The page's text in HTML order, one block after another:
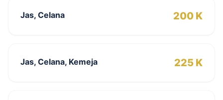
Jas, Celana 200 K
Jas, Celana, Kemeja 225 K